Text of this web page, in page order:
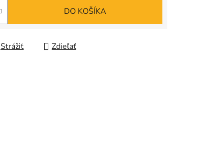
DO KOŠÍKA
Strážiť Zdieľať